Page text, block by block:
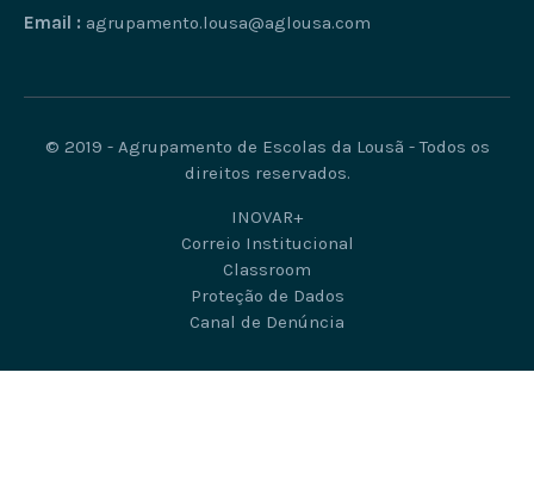
Email : agrupamento.lousa@aglousa.com
© 2019 - Agrupamento de Escolas da Lousã - Todos os
direitos reservados.
INOVAR+
Correio Institucional
Classroom
Proteção de Dados
Canal de Denúncia